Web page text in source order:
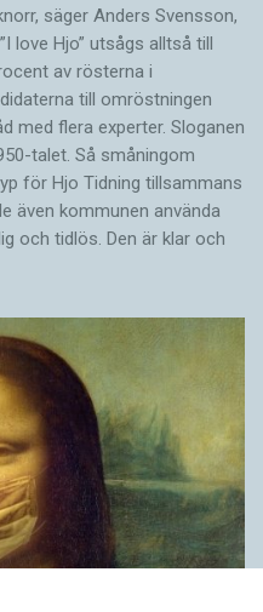
säger Anders Svensson,
love Hjo” utsågs alltså till
av rösterna i
till omröstningen
med flera experter. Sloganen
talet. Så småningom
för Hjo Tidning tillsammans
även kommunen använda
och tidlös. Den är klar och